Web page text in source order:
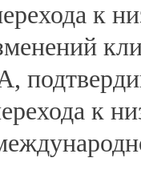
к
к